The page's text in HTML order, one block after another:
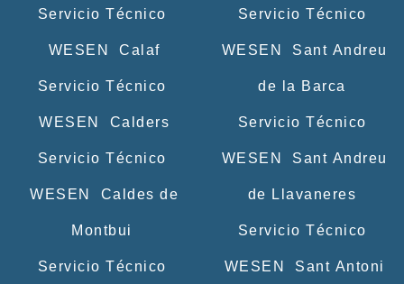
Servicio Técnico
WESEN Calaf
Servicio Técnico
WESEN Calders
Servicio Técnico
WESEN Caldes de
Montbui
Servicio Técnico
Servicio Técnico
WESEN Sant Andreu
de la Barca
Servicio Técnico
WESEN Sant Andreu
de Llavaneres
Servicio Técnico
WESEN Sant Antoni